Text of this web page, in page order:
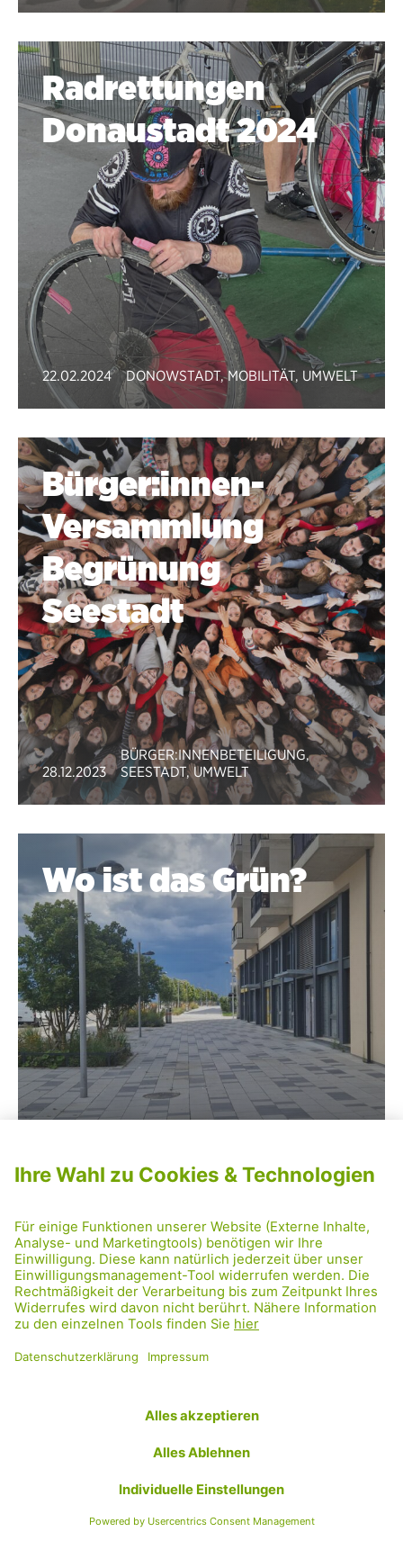
Radrettungen
Donaustadt 2024
22.02.2024 DONOWSTADT,MOBILITÄT, UMWELT
Bürger:innen-
Versammlung
Begrünung
Seestadt
28.12.2023
BÜRGER:INNENBETEILIGUNG,
SEESTADT,UMWELT
Wo ist das Grün?
24.08.2023 ASPERN ,SEESTADT,UMWELT
Goethehof: Grau
raus Grün rein